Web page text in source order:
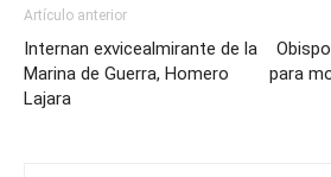
Artículo anterior
Internan exvicealmirante de la
Marina de Guerra, Homero
Lajara
para